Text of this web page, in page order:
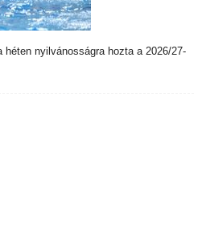
nyilvánosságra hozta a 2026/27-